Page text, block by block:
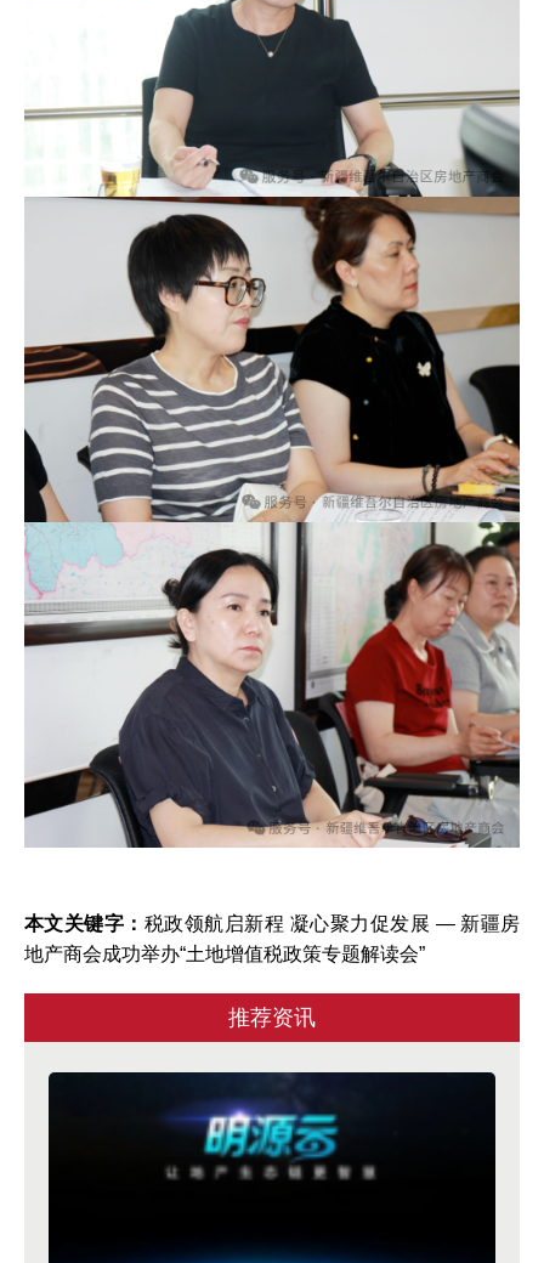
本文关键字： 税政领航启新程 凝心聚力促发展 — 新疆房
地产商会成功举办“土地增值税政策专题解读会”
推荐资讯